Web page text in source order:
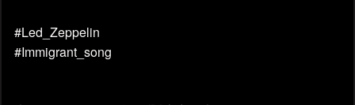
#Led_Zeppelin
#Immigrant_song